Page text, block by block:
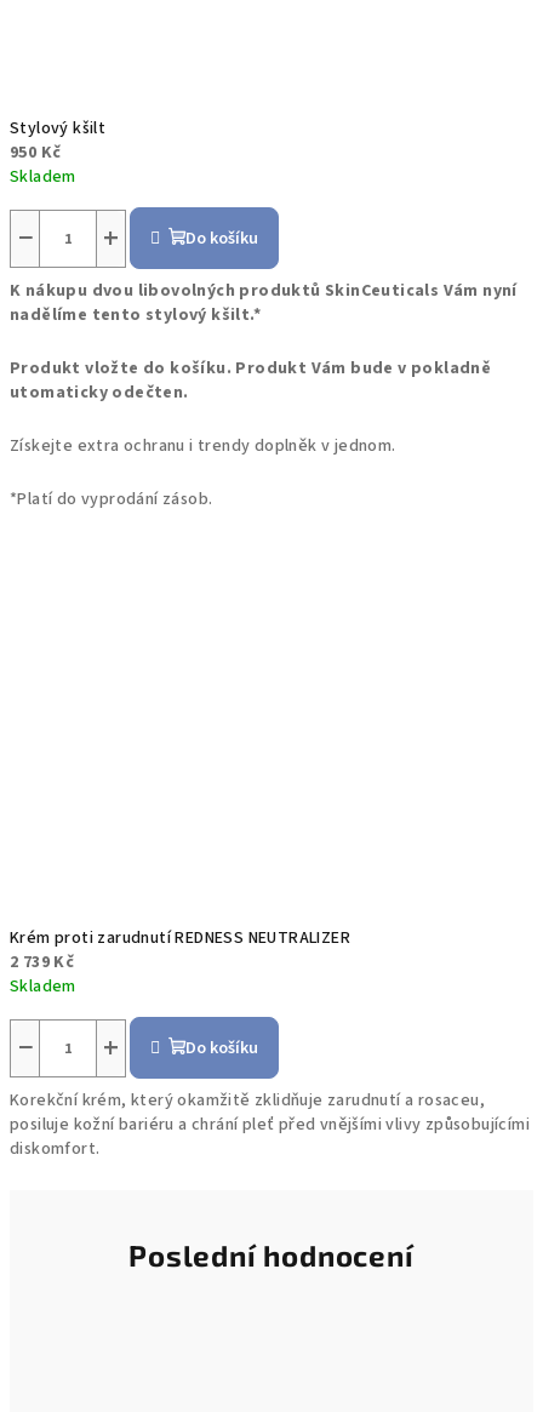
Stylový kšilt
950 Kč
Skladem
+
− Do košíku
K nákupu dvou libovolných produktů SkinCeuticals Vám nyní
nadělíme tento stylový kšilt.*
Produkt vložte do košíku. Produkt Vám bude v pokladně
utomaticky odečten.
Získejte extra ochranu i trendy doplněk v jednom.
*Platí do vyprodání zásob.
Krém proti zarudnutí REDNESS NEUTRALIZER
2 739 Kč
Skladem
+
− Do košíku
Korekční krém, který okamžitě zklidňuje zarudnutí a rosaceu,
posiluje kožní bariéru a chrání pleť před vnějšími vlivy způsobujícími
diskomfort.
Poslední hodnocení